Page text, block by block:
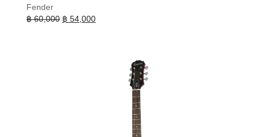
Fender
฿60,000 Original
฿ 54,000Current